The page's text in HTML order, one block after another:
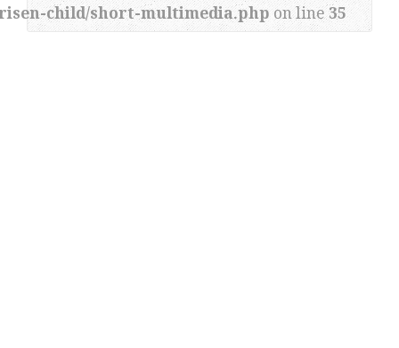
child/short-multimedia.php on line35